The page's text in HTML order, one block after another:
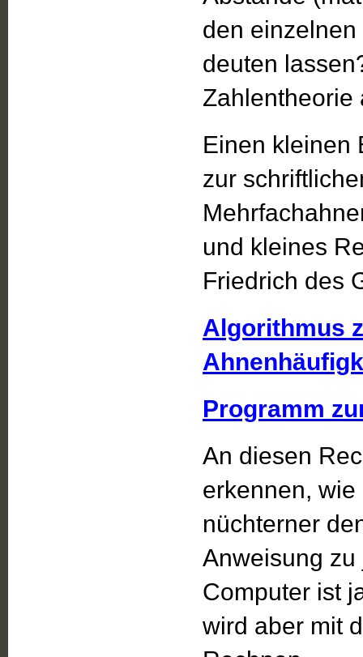
den
deuten
Zahlentheorie
Einen kleinen
zur
und kleines
Friedrich des
Algorithmus
Programm
An diesen
erkennen,
nüchterner
Anweisung
Computer ist
wird aber mit